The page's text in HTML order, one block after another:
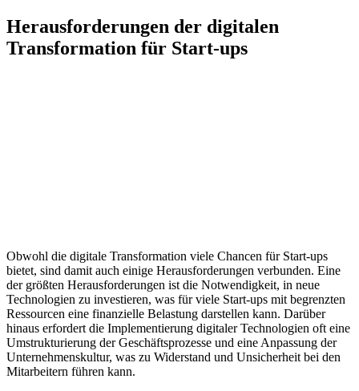
Herausforderungen der digitalen
Transformation für Start-ups
Obwohl die digitale Transformation viele Chancen für Start-ups
bietet, sind damit auch einige Herausforderungen verbunden. Eine
der größten Herausforderungen ist die Notwendigkeit, in neue
Technologien zu investieren, was für viele Start-ups mit begrenzten
Ressourcen eine finanzielle Belastung darstellen kann. Darüber
hinaus erfordert die Implementierung digitaler Technologien oft eine
Umstrukturierung der Geschäftsprozesse und eine Anpassung der
Unternehmenskultur, was zu Widerstand und Unsicherheit bei den
Mitarbeitern führen kann.